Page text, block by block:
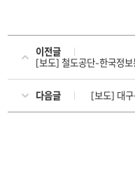
이전글
[보도] 철도공단-한국정보
다음글 [보도] 대